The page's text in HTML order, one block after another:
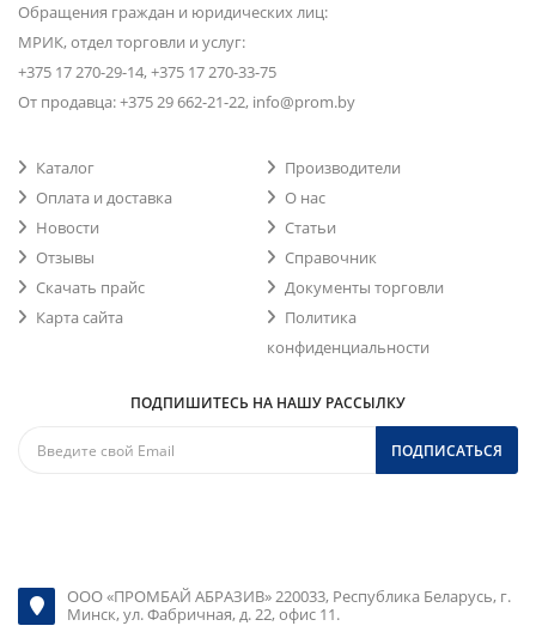
Обращения граждан и юридических лиц:
МРИК, отдел торговли и услуг:
+375 17 270-29-14, +375 17 270-33-75
От продавца: +375 29 662-21-22, info@prom.by
Каталог
Производители
Оплата и доставка
О нас
Новости
Статьи
Отзывы
Справочник
Скачать прайс
Документы торговли
Карта сайта
Политика
конфиденциальности
ПОДПИШИТЕСЬ НА НАШУ РАССЫЛКУ
ПОДПИСАТЬСЯ
ООО «ПРОМБАЙ АБРАЗИВ» 220033, Республика Беларусь, г.
Минск, ул. Фабричная, д. 22, офис 11.